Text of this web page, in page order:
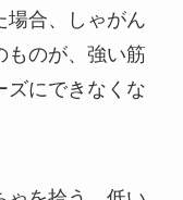
場合、しゃがん
ものが、強い筋
ズにできなくな